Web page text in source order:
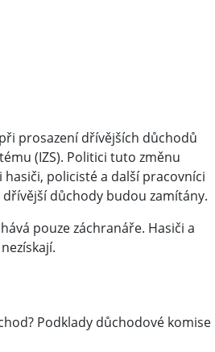
prosazení dřívějších důchodů
(IZS). Politici tuto změnu
policisté a další pracovníci
důchody budou zamítány.
pouze záchranáře. Hasiči a
Podklady důchodové komise